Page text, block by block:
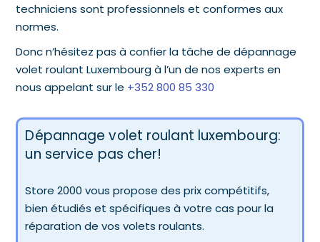
techniciens sont professionnels et conformes aux
normes.
Donc n’hésitez pas à confier la tâche de dépannage
volet roulant Luxembourg à l’un de nos experts en
nous appelant sur le +352 800 85 330
Dépannage volet roulant luxembourg:
un service pas cher!
Store 2000 vous propose des prix compétitifs,
bien étudiés et spécifiques à votre cas pour la
réparation de vos volets roulants.